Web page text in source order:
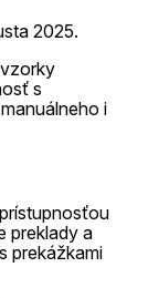
2025.
s
i
preklady a
prekážkami